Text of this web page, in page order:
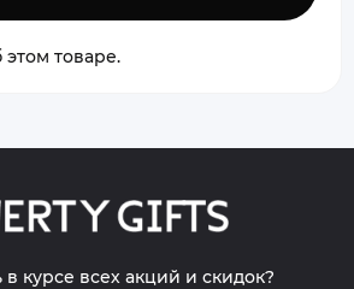
товаре.
в курсе всех акций и скидок?